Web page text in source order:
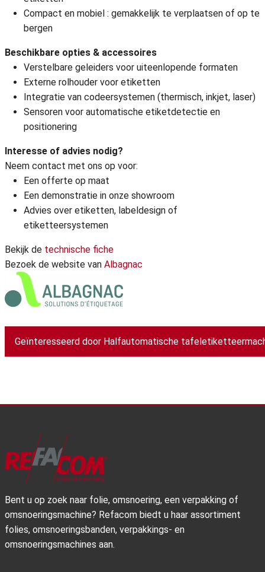
Compact en mobiel : gemakkelijk te verplaatsen of op te
bergen
Beschikbare opties & accessoires
Verstelbare geleiders voor uiteenlopende formaten
Externe rolhouder voor etiketten
Integratie van codeersystemen (thermisch, inkjet, laser)
Sensoren voor automatische etiketdetectie en
positionering
Interesse of advies nodig?
Neem contact met ons op voor:
Een offerte op maat
Een demonstratie in onze showroom
Advies over etiketten, labeldesign of
etiketteersystemen
Bekijk de technische fiche
Bezoek de website van Albagnac
Geïnteresseerd door Halfautomatische
Bent u op zoek naar folie, omsnoering, een verpakking of
omsnoeringsmachine? Refacom biedt u haar assortiment
folies, omsnoeringsbanden, verpakkings- en
omsnoeringsmachines aan.